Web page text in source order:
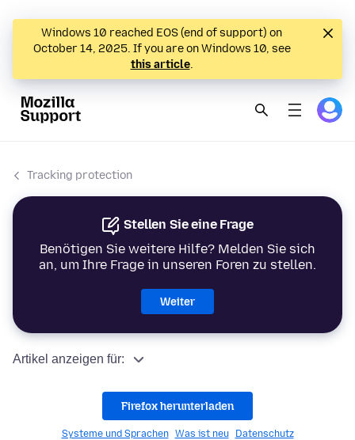
Windows 10 reached EOS (end of support) on
October 14, 2025. If you are on Windows 10, see
this article.
Tracking protection
Stellen Sie eine Frage
Benötigen Sie weitere Hilfe? Melden Sie sich
an, um Ihre Frage in unseren Foren zu stellen.
Weiter
Artikel anzeigen für:
Firefox herunterladen
Systeme und Sprachen Was ist neu Datenschutz